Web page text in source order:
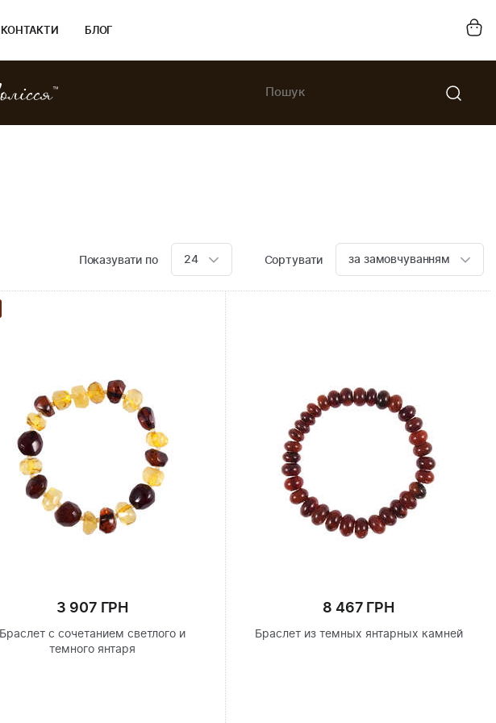
КОНТАКТИ БЛОГ
Показувати по 24 Сортувати за замовчуванням
3 907 ГРН
Браслет с сочетанием светлого и
темного янтаря
8 467 ГРН
Браслет из темных янтарных камней